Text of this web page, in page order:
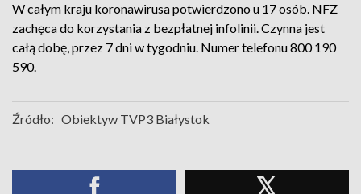
W całym kraju koronawirusa potwierdzono u 17 osób. NFZ
zachęca do korzystania z bezpłatnej infolinii. Czynna jest
całą dobę, przez 7 dni w tygodniu. Numer telefonu 800 190
590.
Źródło: Obiektyw TVP3 Białystok